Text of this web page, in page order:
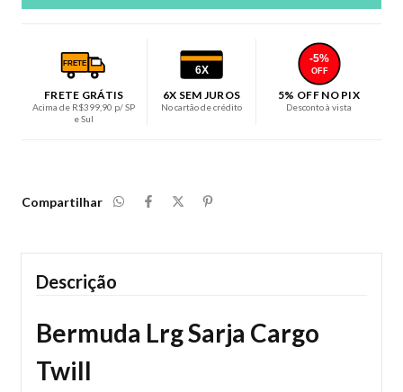
FRETE
FRETE GRÁTIS
Acima de R$399,90 p/ SP
e Sul
6X
6X SEM JUROS
No cartão de crédito
-5%
OFF
5% OFF NO PIX
Desconto à vista
Compartilhar
Descrição
Bermuda Lrg Sarja Cargo
Twill